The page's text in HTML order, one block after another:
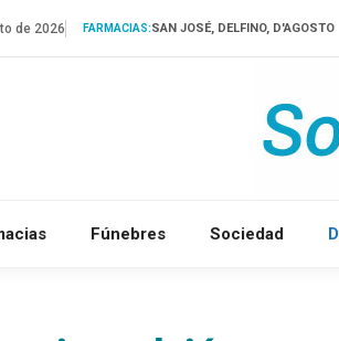
de 2026 FARMACIAS:SAN JOSÉ, DELFINO, D'AGOSTO
Fúnebres Sociedad